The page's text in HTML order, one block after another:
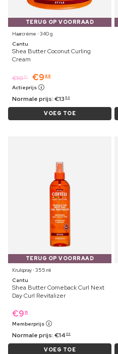
TERUG OP VOORRAAD
Haarcrème ⋅ 340 g
Cantu
Shea Butter Coconut Curling
Cream
€1019 €9 88
Actieprijs
Normale prijs:€13 89
VOEG TOE
TERUG OP VOORRAAD
Krulspray ⋅ 355 ml
Cantu
Shea Butter Comeback Curl Next
Day Curl Revitalizer
€9 19
Memberprijs
Normale prijs:€14 09
VOEG TOE